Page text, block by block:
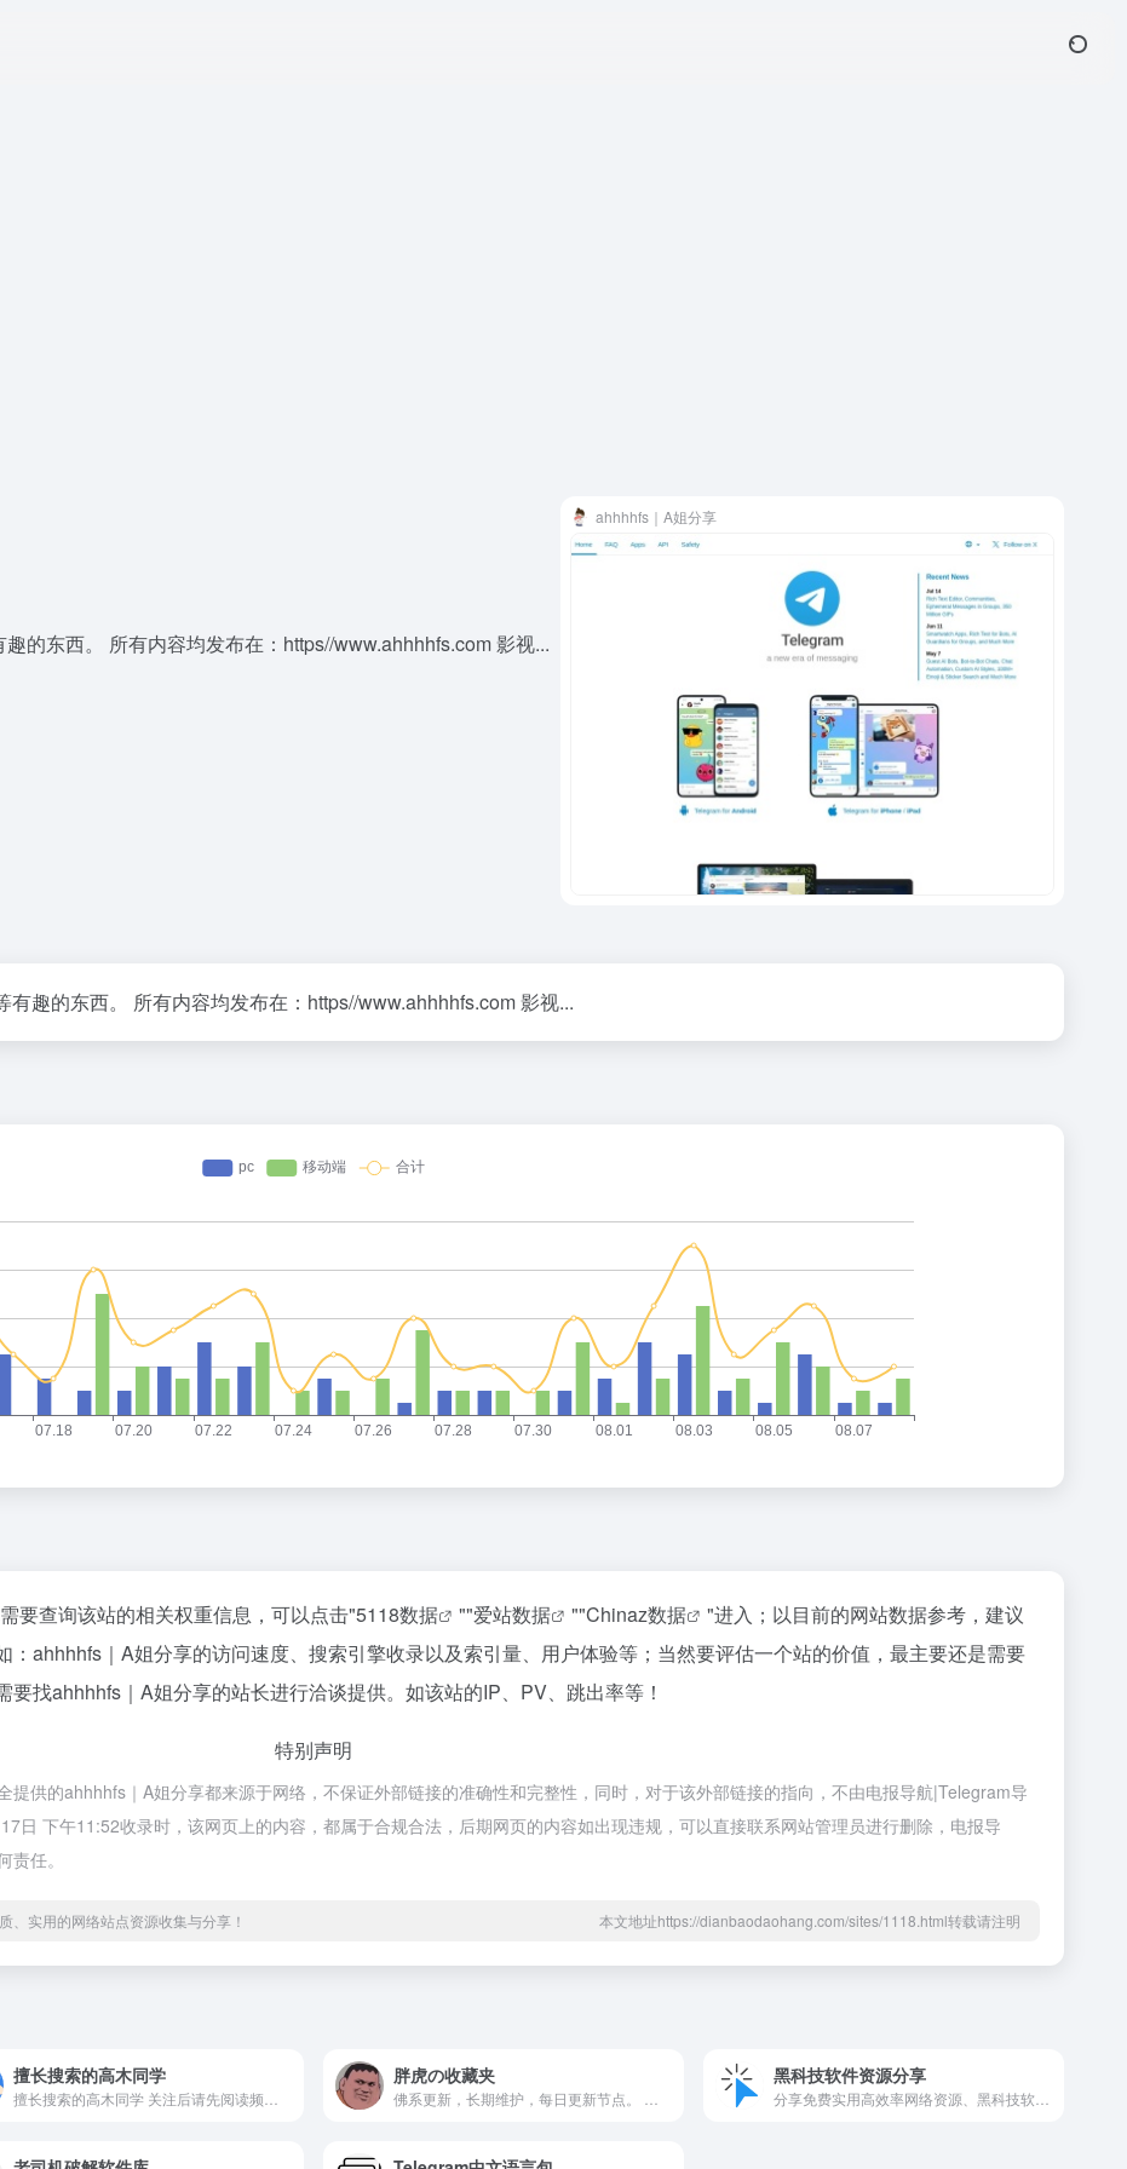
的东西。 所有内容均发布在：https//www.ahhhhfs.com 影视...
ahhhhfs｜A姐分享
趣的东西。 所有内容均发布在：https//www.ahhhhfs.com 影视...
要查询该站的相关权重信息，可以点击"5118数据 ""爱站数据 ""Chinaz数据
"进入；以目前的网站数据参考，建议
ahhhhfs｜A姐分享的访问速度、搜索引擎收录以及索引量、用户体验等；当然要评估一个站的价值，最主要还是需要
找ahhhhfs｜A姐分享的站长进行洽谈提供。如该站的IP、PV、跳出率等！
特别声明
供的ahhhhfs｜A姐分享都来源于网络，不保证外部链接的准确性和完整性，同时，对于该外部链接的指向，不由电报导航|Telegram导
日 下午11:52收录时，该网页上的内容，都属于合规合法，后期网页的内容如出现违规，可以直接联系网站管理员进行删除，电报导
任。
、实用的网络站点资源收集与分享！ 本文地址https://dianbaodaohang.com/sites/1118.html转载请注明
擅长搜索的高木同学 胖虎の收藏夹 黑科技软件资源分享